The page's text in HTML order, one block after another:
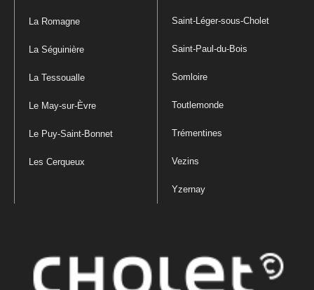
La Romagne
La Séguinière
La Tessoualle
Le May-sur-Èvre
Le Puy-Saint-Bonnet
Les Cerqueux
Saint-Léger-sous-Cholet
Saint-Paul-du-Bois
Somloire
Toutlemonde
Trémentines
Vezins
Yzernay